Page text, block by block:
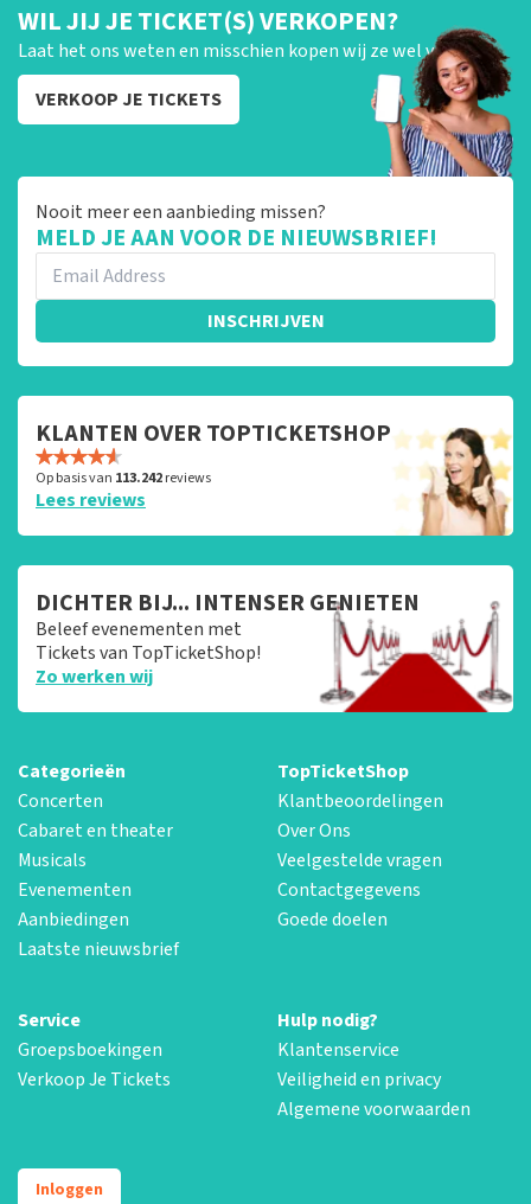
WIL JIJ JE TICKET(S) VERKOPEN?
Laat het ons weten en misschien kopen wij ze wel van je!
VERKOOP JE TICKETS
Nooit meer een aanbieding missen?
MELD JE AAN VOOR DE NIEUWSBRIEF!
INSCHRIJVEN
KLANTEN OVER TOPTICKETSHOP
Op basis van 113.242reviews
Lees reviews
DICHTER BIJ... INTENSER GENIETEN
Beleef evenementen met
Tickets van TopTicketShop!
Zo werken wij
Categorieën
Concerten
Cabaret en theater
Musicals
Evenementen
Aanbiedingen
Laatste nieuwsbrief
TopTicketShop
Klantbeoordelingen
Over Ons
Veelgestelde vragen
Contactgegevens
Goede doelen
Service
Groepsboekingen
Verkoop Je Tickets
Hulp nodig?
Klantenservice
Veiligheid en privacy
Algemene voorwaarden
Inloggen